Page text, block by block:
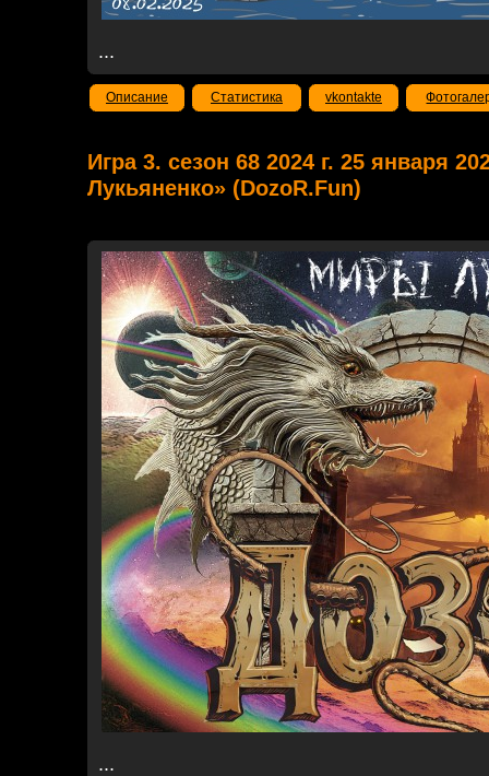
...
Описание Статистика vkontakte
Игра 3. сезон 68 2024 г. 25 января
Лукьяненко» (DozoR.Fun)
...